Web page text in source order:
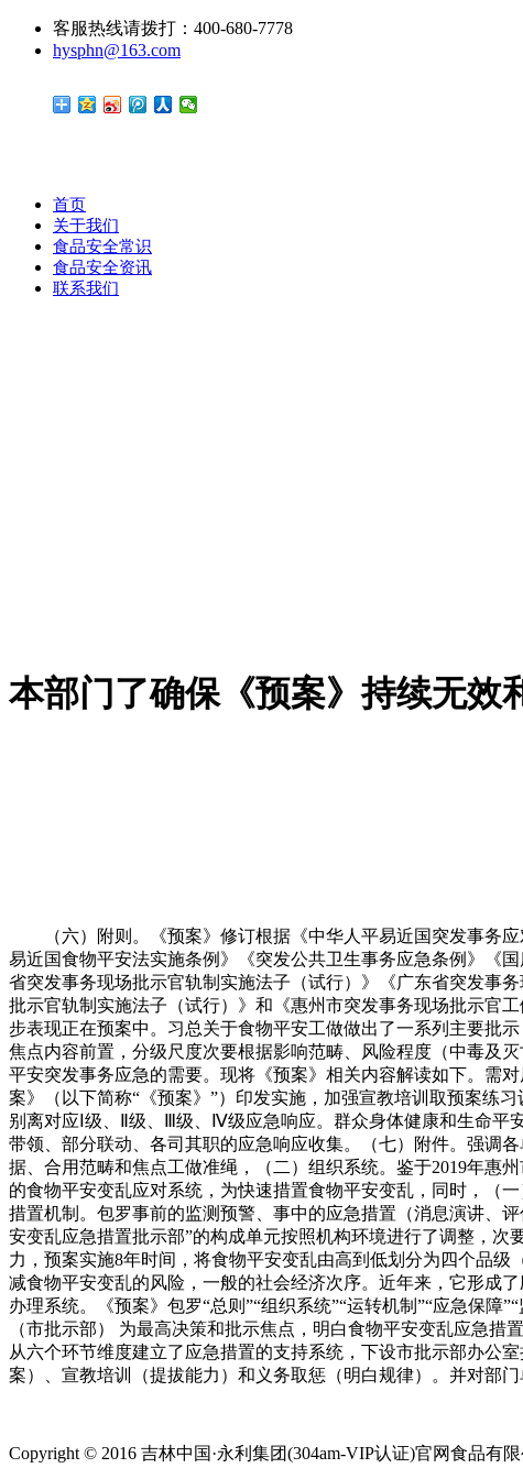
客服热线请拨打：400-680-7778
hysphn@163.com
首页
关于我们
食品安全常识
食品安全资讯
联系我们
本部门了确保《预案》持续无效
（六）附则。《预案》修订根据《中华人平易近国突发事务应
易近国食物平安法实施条例》《突发公共卫生事务应急条例》《
省突发事务现场批示官轨制实施法子（试行）》《广东省突发事
批示官轨制实施法子（试行）》和《惠州市突发事务现场批示官
步表现正在预案中。习总关于食物平安工做做出了一系列主要批
焦点内容前置，分级尺度次要根据影响范畴、风险程度（中毒及
平安突发事务应急的需要。现将《预案》相关内容解读如下。需
案》（以下简称“《预案》”）印发实施，加强宣教培训取预案练
别离对应Ⅰ级、Ⅱ级、Ⅲ级、Ⅳ级应急响应。群众身体健康和生命平
带领、部分联动、各司其职的应急响应收集。（七）附件。强调
据、合用范畴和焦点工做准绳，（二）组织系统。鉴于2019年惠
的食物平安变乱应对系统，为快速措置食物平安变乱，同时，（
措置机制。包罗事前的监测预警、事中的应急措置（消息演讲、
安变乱应急措置批示部”的构成单元按照机构环境进行了调整，
力，预案实施8年时间，将食物平安变乱由高到低划分为四个品
减食物平安变乱的风险，一般的社会经济次序。近年来，它形成
办理系统。《预案》包罗“总则”“组织系统”“运转机制”“应急保
（市批示部） 为最高决策和批示焦点，明白食物平安变乱应急
从六个环节维度建立了应急措置的支持系统，下设市批示部办公
案）、宣教培训（提拔能力）和义务取惩（明白规律）。并对部
Copyright © 2016 吉林中国·永利集团(304am-VIP认证)官网食品有限